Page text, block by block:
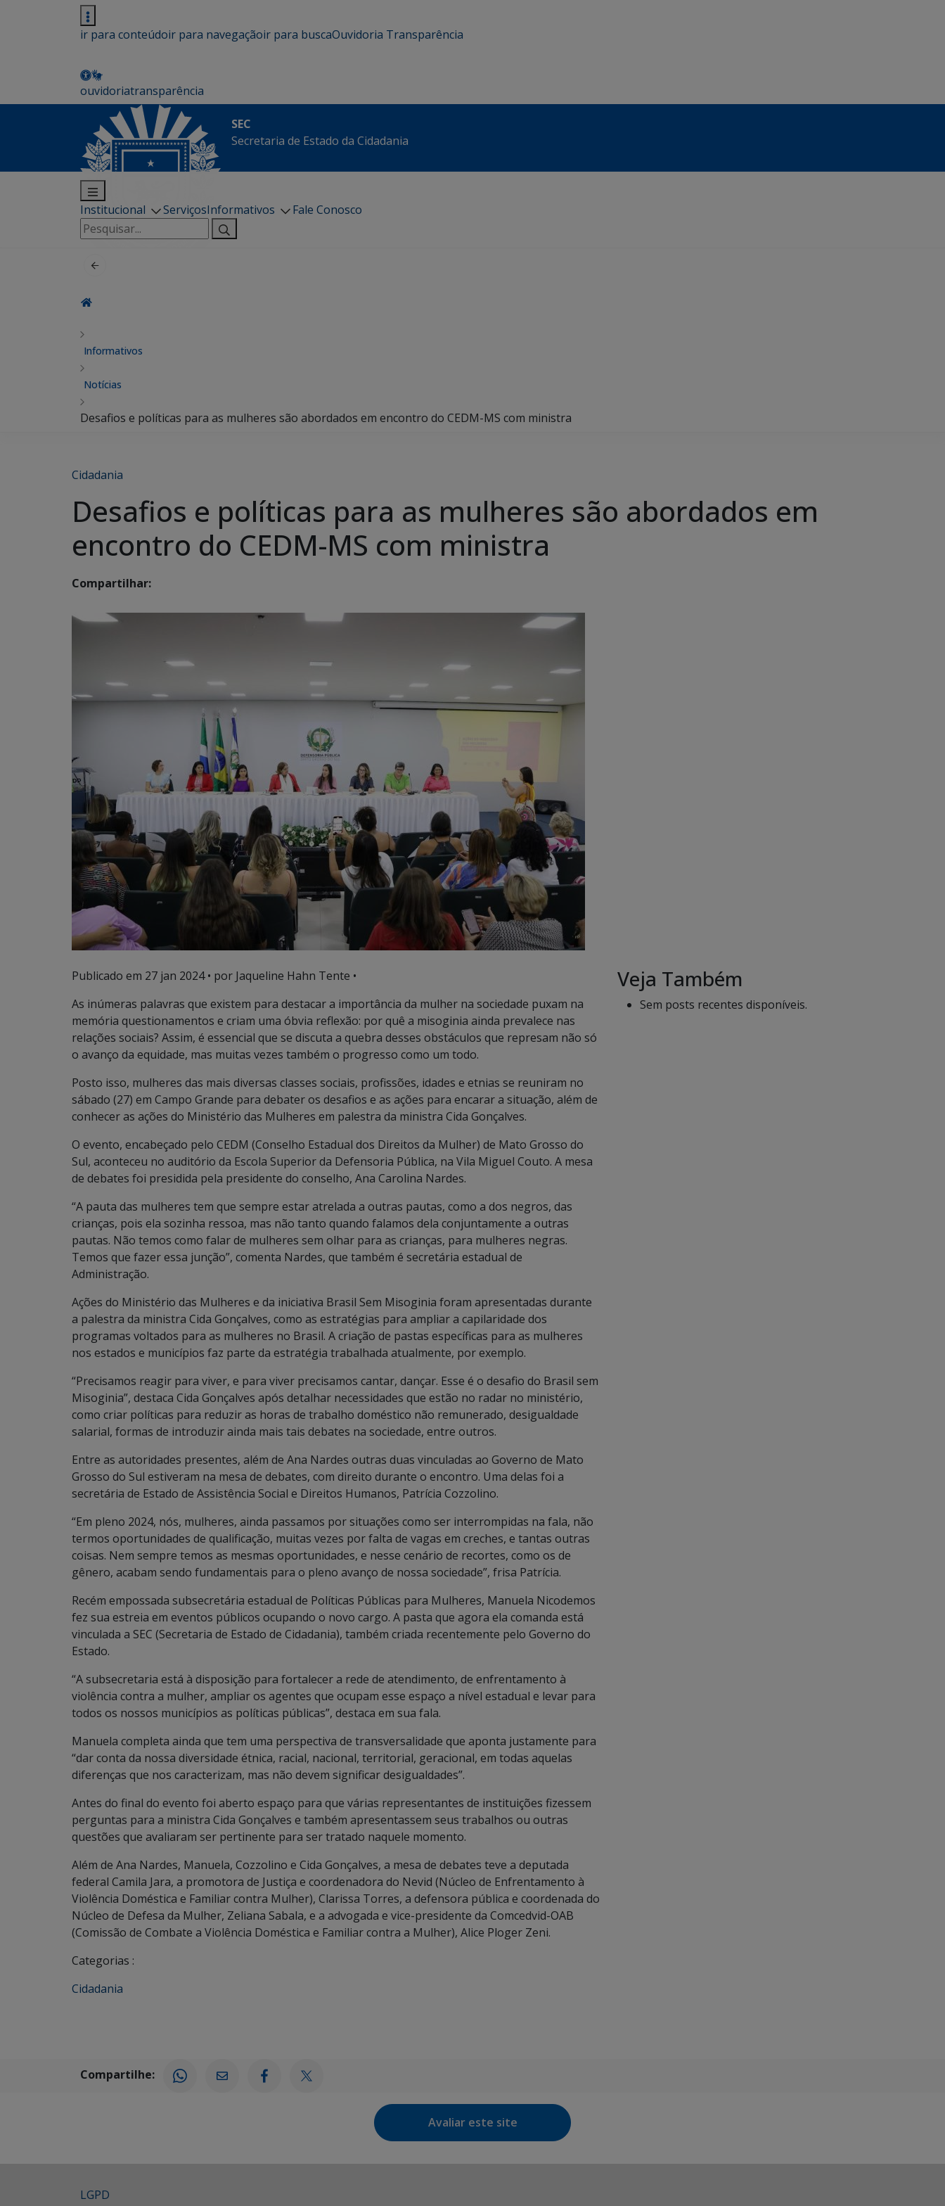
ir para conteúdoir para navegaçãoir para buscaOuvidoria Transparência
ouvidoriatransparência
SEC
Secretaria de Estado da Cidadania
Institucional ServiçosInformativos
Fale Conosco
Pesquisar
por:
Informativos
Notícias
Desafios e políticas para as mulheres são abordados em encontro do CEDM-MS com ministra
Cidadania
Desafios e políticas para as mulheres são abordados em
encontro do CEDM-MS com ministra
Compartilhar:
Publicado em 27 jan 2024• por Jaqueline Hahn Tente •
As inúmeras palavras que existem para destacar a importância da mulher na sociedade puxam na
memória questionamentos e criam uma óbvia reflexão: por quê a misoginia ainda prevalece nas
relações sociais? Assim, é essencial que se discuta a quebra desses obstáculos que represam não só
o avanço da equidade, mas muitas vezes também o progresso como um todo.
Posto isso, mulheres das mais diversas classes sociais, profissões, idades e etnias se reuniram no
sábado (27) em Campo Grande para debater os desafios e as ações para encarar a situação, além de
conhecer as ações do Ministério das Mulheres em palestra da ministra Cida Gonçalves.
O evento, encabeçado pelo CEDM (Conselho Estadual dos Direitos da Mulher) de Mato Grosso do
Sul, aconteceu no auditório da Escola Superior da Defensoria Pública, na Vila Miguel Couto. A mesa
de debates foi presidida pela presidente do conselho, Ana Carolina Nardes.
“A pauta das mulheres tem que sempre estar atrelada a outras pautas, como a dos negros, das
crianças, pois ela sozinha ressoa, mas não tanto quando falamos dela conjuntamente a outras
pautas. Não temos como falar de mulheres sem olhar para as crianças, para mulheres negras.
Temos que fazer essa junção”, comenta Nardes, que também é secretária estadual de
Administração.
Ações do Ministério das Mulheres e da iniciativa Brasil Sem Misoginia foram apresentadas durante
a palestra da ministra Cida Gonçalves, como as estratégias para ampliar a capilaridade dos
programas voltados para as mulheres no Brasil. A criação de pastas específicas para as mulheres
nos estados e municípios faz parte da estratégia trabalhada atualmente, por exemplo.
“Precisamos reagir para viver, e para viver precisamos cantar, dançar. Esse é o desafio do Brasil sem
Misoginia”, destaca Cida Gonçalves após detalhar necessidades que estão no radar no ministério,
como criar políticas para reduzir as horas de trabalho doméstico não remunerado, desigualdade
salarial, formas de introduzir ainda mais tais debates na sociedade, entre outros.
Entre as autoridades presentes, além de Ana Nardes outras duas vinculadas ao Governo de Mato
Grosso do Sul estiveram na mesa de debates, com direito durante o encontro. Uma delas foi a
secretária de Estado de Assistência Social e Direitos Humanos, Patrícia Cozzolino.
“Em pleno 2024, nós, mulheres, ainda passamos por situações como ser interrompidas na fala, não
termos oportunidades de qualificação, muitas vezes por falta de vagas em creches, e tantas outras
coisas. Nem sempre temos as mesmas oportunidades, e nesse cenário de recortes, como os de
gênero, acabam sendo fundamentais para o pleno avanço de nossa sociedade”, frisa Patrícia.
Recém empossada subsecretária estadual de Políticas Públicas para Mulheres, Manuela Nicodemos
fez sua estreia em eventos públicos ocupando o novo cargo. A pasta que agora ela comanda está
vinculada a SEC (Secretaria de Estado de Cidadania), também criada recentemente pelo Governo do
Estado.
“A subsecretaria está à disposição para fortalecer a rede de atendimento, de enfrentamento à
violência contra a mulher, ampliar os agentes que ocupam esse espaço a nível estadual e levar para
todos os nossos municípios as políticas públicas”, destaca em sua fala.
Manuela completa ainda que tem uma perspectiva de transversalidade que aponta justamente para
“dar conta da nossa diversidade étnica, racial, nacional, territorial, geracional, em todas aquelas
diferenças que nos caracterizam, mas não devem significar desigualdades”.
Antes do final do evento foi aberto espaço para que várias representantes de instituições fizessem
perguntas para a ministra Cida Gonçalves e também apresentassem seus trabalhos ou outras
questões que avaliaram ser pertinente para ser tratado naquele momento.
Além de Ana Nardes, Manuela, Cozzolino e Cida Gonçalves, a mesa de debates teve a deputada
federal Camila Jara, a promotora de Justiça e coordenadora do Nevid (Núcleo de Enfrentamento à
Violência Doméstica e Familiar contra Mulher), Clarissa Torres, a defensora pública e coordenada do
Núcleo de Defesa da Mulher, Zeliana Sabala, e a advogada e vice-presidente da Comcedvid-OAB
(Comissão de Combate a Violência Doméstica e Familiar contra a Mulher), Alice Ploger Zeni.
Categorias :
Cidadania
Veja Também
Sem posts recentes disponíveis.
Compartilhe:
Avaliar este site
LGPD